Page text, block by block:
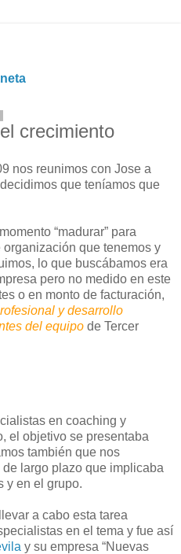
crecimiento
nos reunimos con Jose a
que teníamos que
“madurar” para
que tenemos y
lo que buscábamos era
pero no medido en este
o en monto de facturación,
y desarrollo
del equipo de Tercer
en coaching y
el objetivo se presentaba
también que nos
largo plazo que implicaba
y en el grupo.
a cabo esta tarea
en el tema y fue así
y su empresa “Nuevas